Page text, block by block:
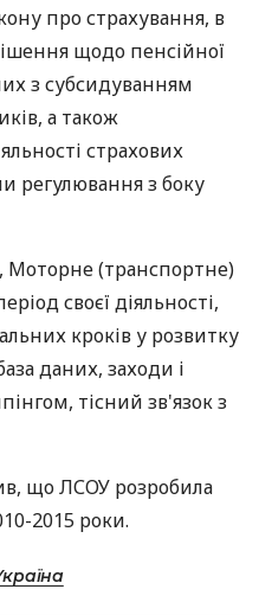
про страхування, в
щодо пенсійної
з субсидуванням
а також
страхових
регулювання з боку
Моторне (транспортне)
своєї діяльності,
кроків у розвитку
даних, заходи і
тісний зв'язок з
що ЛСОУ розробила
2015 роки.